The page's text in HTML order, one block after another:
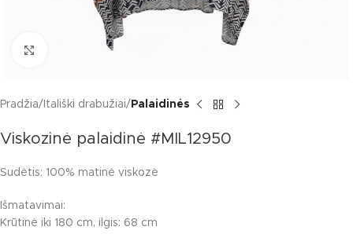
Click to enlarge
Pradžia Itališki drabužiai Palaidinės
Viskozinė palaidinė #MIL12950
Sudėtis: 100% matinė viskozė
Išmatavimai:
Krūtinė iki 180 cm, ilgis: 68 cm